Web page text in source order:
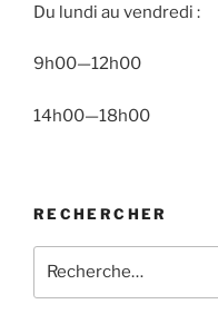
Du lundi au vendredi :
9h00—12h00
14h00—18h00
RECHERCHER
pour